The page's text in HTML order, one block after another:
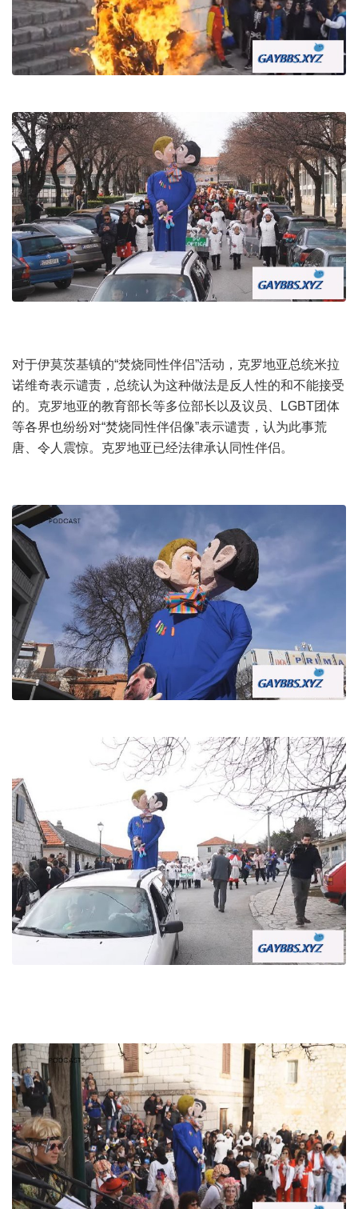
对于伊莫茨基镇的“焚烧同性伴侣”活动，克罗地亚总统米拉
诺维奇表示谴责，总统认为这种做法是反人性的和不能接受
的。克罗地亚的教育部长等多位部长以及议员、LGBT团体
等各界也纷纷对“焚烧同性伴侣像”表示谴责，认为此事荒
唐、令人震惊。克罗地亚已经法律承认同性伴侣。